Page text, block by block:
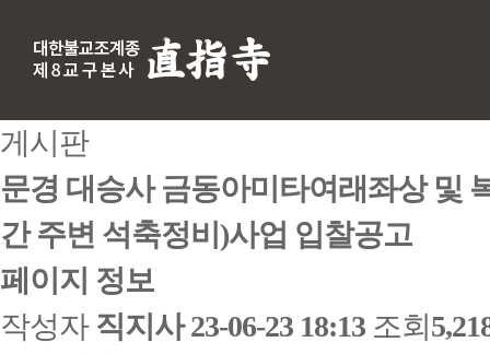
게시판
문경 대승사 금동아미타여래좌상 및
간 주변 석축정비)사업 입찰공고
페이지 정보
작성자 직지사 23-06-23 18:13 조회